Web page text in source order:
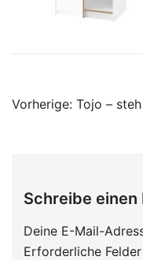
Vorherige: Tojo –
Schreibe einen
Deine E-Mail-
Erforderliche